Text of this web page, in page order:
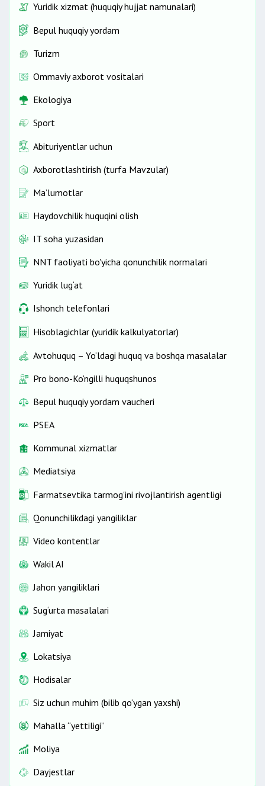
Yuridik xizmat (huquqiy hujjat namunalari)
Bepul huquqiy yordam
Turizm
Ommaviy axborot vositalari
Ekologiya
Sport
Abituriyentlar uchun
Axborotlashtirish (turfa Mavzular)
Ma’lumotlar
Haydovchilik huquqini olish
IT soha yuzasidan
NNT faoliyati bo'yicha qonunchilik normalari
Yuridik lug‘at
Ishonch telefonlari
Hisoblagichlar (yuridik kalkulyatorlar)
Avtohuquq – Yo‘ldagi huquq va boshqa masalalar
Pro bono-Ko‘ngilli huquqshunos
Bepul huquqiy yordam vaucheri
PSEA
Kommunal xizmatlar
Mediatsiya
Farmatsevtika tarmog'ini rivojlantirish agentligi
Qonunchilikdagi yangiliklar
Video kontentlar
Wakil AI
Jahon yangiliklari
Sug‘urta masalalari
Jamiyat
Lokatsiya
Hodisalar
Siz uchun muhim (bilib qo‘ygan yaxshi)
Mahalla “yettiligi”
Moliya
Dayjestlar